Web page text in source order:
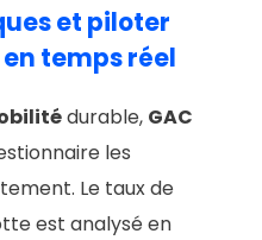
et piloter
temps réel
durable, GAC
les
Le taux de
est analysé en